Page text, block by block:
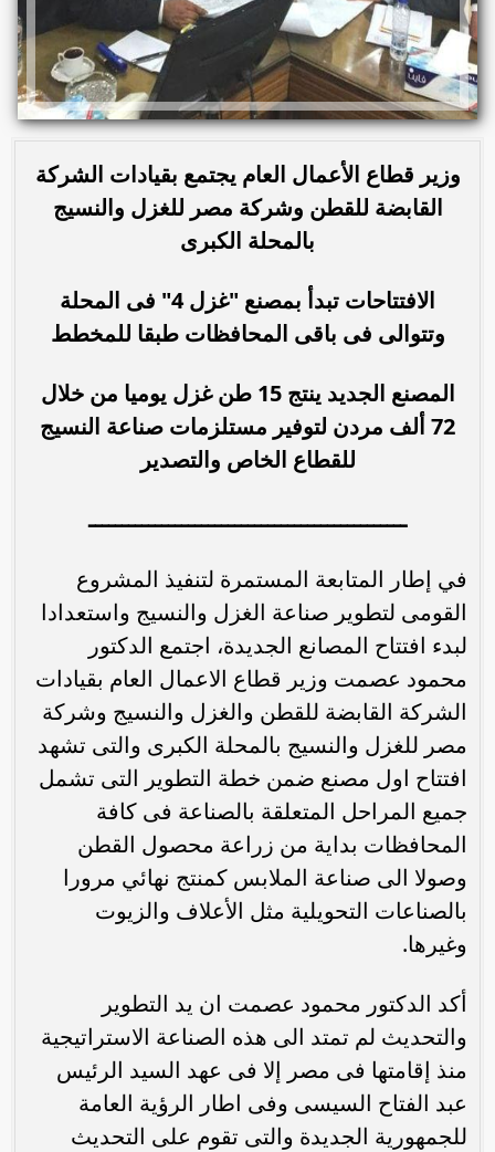
وزير قطاع الأعمال العام يجتمع بقيادات الشركة
القابضة للقطن وشركة مصر للغزل والنسيج
بالمحلة الكبرى
الافتتاحات تبدأ بمصنع "غزل 4" فى المحلة
وتتوالى فى باقى المحافظات طبقا للمخطط
المصنع الجديد ينتج 15 طن غزل يوميا من خلال
72 ألف مردن لتوفير مستلزمات صناعة النسيج
للقطاع الخاص والتصدير
ــــــــــــــــــــــــــــــــــــــــــــــــ
في إطار المتابعة المستمرة لتنفيذ المشروع
القومى لتطوير صناعة الغزل والنسيج واستعدادا
لبدء افتتاح المصانع الجديدة، اجتمع الدكتور
محمود عصمت وزير قطاع الاعمال العام بقيادات
الشركة القابضة للقطن والغزل والنسيج وشركة
مصر للغزل والنسيج بالمحلة الكبرى والتى تشهد
افتتاح اول مصنع ضمن خطة التطوير التى تشمل
جميع المراحل المتعلقة بالصناعة فى كافة
المحافظات بداية من زراعة محصول القطن
وصولا الى صناعة الملابس كمنتج نهائي مرورا
بالصناعات التحويلية مثل الأعلاف والزيوت
وغيرها.
أكد الدكتور محمود عصمت ان يد التطوير
والتحديث لم تمتد الى هذه الصناعة الاستراتيجية
منذ إقامتها فى مصر إلا فى عهد السيد الرئيس
عبد الفتاح السيسى وفى اطار الرؤية العامة
للجمهورية الجديدة والتى تقوم على التحديث